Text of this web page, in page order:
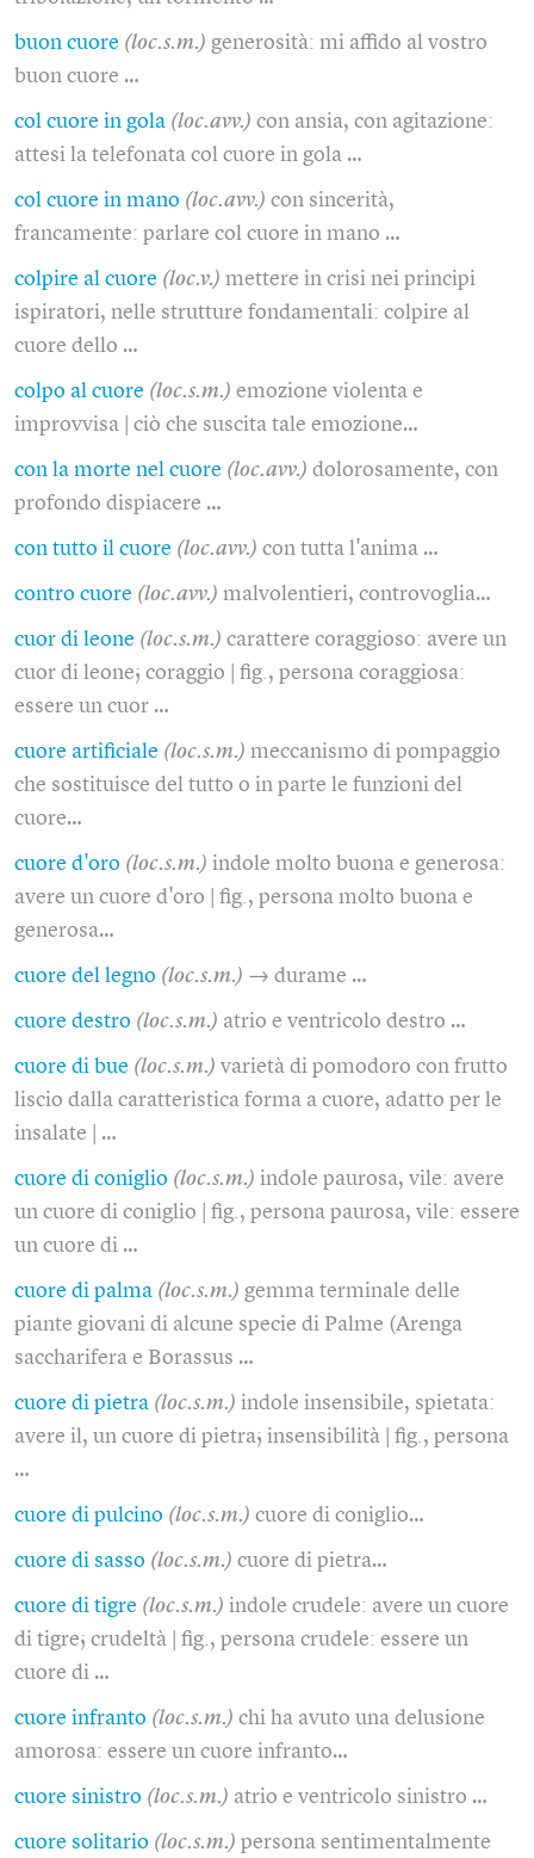
buon cuore (loc.s.m.) generosità: mi affido al vostro
buon cuore …
col cuore in gola (loc.avv.) con ansia, con agitazione:
attesi la telefonata col cuore in gola …
col cuore in mano (loc.avv.) con sincerità,
francamente: parlare col cuore in mano …
colpire al cuore (loc.v.) mettere in crisi nei principi
ispiratori, nelle strutture fondamentali: colpire al
cuore dello …
colpo al cuore (loc.s.m.) emozione violenta e
improvvisa | ciò che suscita tale emozione…
con la morte nel cuore (loc.avv.) dolorosamente, con
profondo dispiacere …
con tutto il cuore (loc.avv.) con tutta l'anima …
contro cuore (loc.avv.) malvolentieri, controvoglia…
cuor di leone (loc.s.m.) carattere coraggioso: avere un
cuor di leone; coraggio | fig., persona coraggiosa:
essere un cuor …
cuore artificiale (loc.s.m.) meccanismo di pompaggio
che sostituisce del tutto o in parte le funzioni del
cuore…
cuore d'oro (loc.s.m.) indole molto buona e generosa:
avere un cuore d'oro | fig., persona molto buona e
generosa…
cuore del legno (loc.s.m.) → durame …
cuore destro (loc.s.m.) atrio e ventricolo destro …
cuore di bue (loc.s.m.) varietà di pomodoro con frutto
liscio dalla caratteristica forma a cuore, adatto per le
insalate | …
cuore di coniglio (loc.s.m.) indole paurosa, vile: avere
un cuore di coniglio | fig., persona paurosa, vile: essere
un cuore di …
cuore di palma (loc.s.m.) gemma terminale delle
piante giovani di alcune specie di Palme (Arenga
saccharifera e Borassus …
cuore di pietra (loc.s.m.) indole insensibile, spietata:
avere il, un cuore di pietra; insensibilità | fig., persona
…
cuore di pulcino (loc.s.m.) cuore di coniglio…
cuore di sasso (loc.s.m.) cuore di pietra…
cuore di tigre (loc.s.m.) indole crudele: avere un cuore
di tigre; crudeltà | fig., persona crudele: essere un
cuore di …
cuore infranto (loc.s.m.) chi ha avuto una delusione
amorosa: essere un cuore infranto…
cuore sinistro (loc.s.m.) atrio e ventricolo sinistro …
cuore solitario (loc.s.m.) persona sentimentalmente